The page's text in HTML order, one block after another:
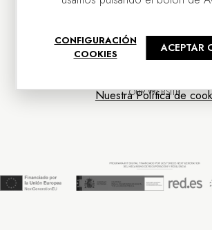
OUR COMPANY
CUSTOMER SERVICE
OUR WEBSITE
CONFIGURACIÓN
COOKIES
ACEPTAR
Nuestra Política de